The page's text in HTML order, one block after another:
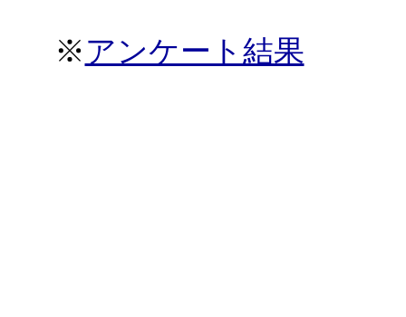
※ アンケート結果